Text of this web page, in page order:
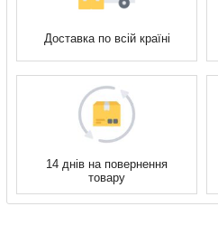
Доставка по всій країні
14 днів на повернення
товару